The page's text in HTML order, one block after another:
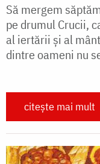
Să mergem
pe drumul Crucii,
al iertării și al
dintre oameni nu
citește mai mult